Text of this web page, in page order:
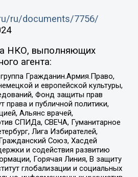
ru/documents/7756/
НКО, выполняющих
агента:
Гражданин.Армия.Право,
и европейской культуры,
Фонд защиты прав
права и публичной политики,
Альянс врачей,
СПИДа, СВЕЧА, Гуманитарное
Лига Избирателей,
Союз, Хасдей
и содействия развитию
Горячая Линия, В защиту
глобализации и социальных